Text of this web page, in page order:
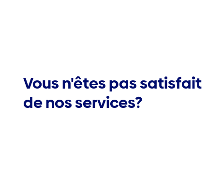
Vous n'êtes pas satisfait
de nos services?